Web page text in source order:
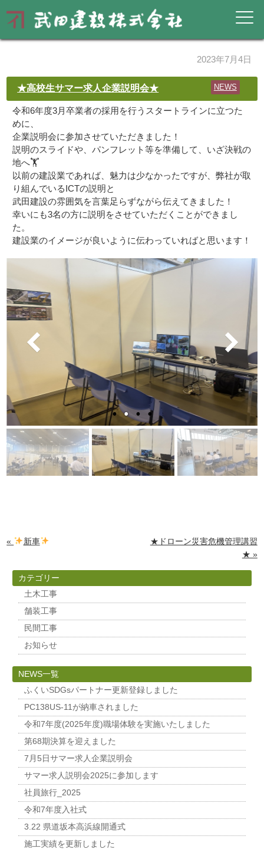
2023年7月4日
★高校生サマー求人企業説明会★ NEWS
令和6年度3月卒業者の採用を行うスタートラインに立つた
めに、
企業説明会に参加させていただきました！
説明のスライドや、パンフレット等を準備して、いざ決戦の
地へ🏋️
以前の建設業であれば、魅力は少なかったですが、弊社が取
り組んでいるICTの説明と
武田建設の雰囲気を言葉足らずながら伝えてきました！
幸いにも3名の方に説明をさせていただくことができまし
た。
建設業のイメージが良いように伝わっていればと思います！
« 新車
★ドローン災害危機管理講習
★ »
カテゴリー
土木工事
舗装工事
民間工事
お知らせ
NEWS一覧
ふくいSDGsパートナー更新登録しました
PC138US-11が納車されました
令和7年度(2025年度)職場体験を実施いたしました
第68期決算を迎えました
7月5日サマー求人企業説明会
サマー求人説明会2025に参加します
社員旅行_2025
令和7年度入社式
3.22 県道坂本高浜線開通式
施工実績を更新しました